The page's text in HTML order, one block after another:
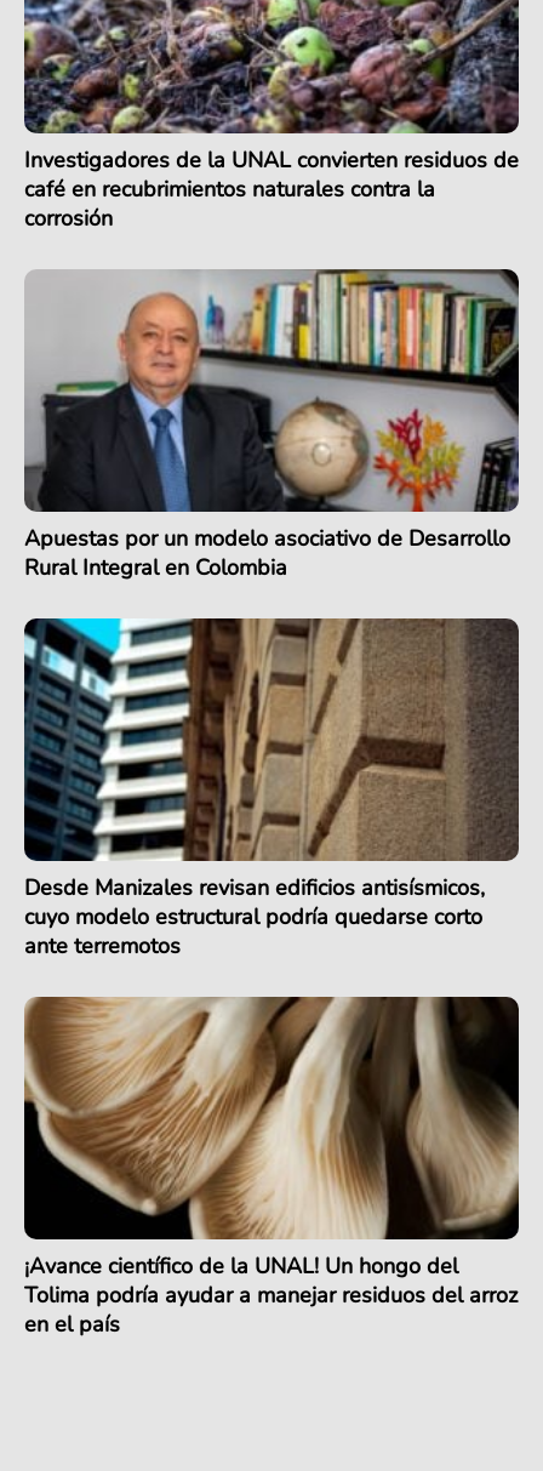
Investigadores de la UNAL convierten residuos de
café en recubrimientos naturales contra la
corrosión
Apuestas por un modelo asociativo de Desarrollo
Rural Integral en Colombia
Desde Manizales revisan edificios antisísmicos,
cuyo modelo estructural podría quedarse corto
ante terremotos
¡Avance científico de la UNAL! Un hongo del
Tolima podría ayudar a manejar residuos del arroz
en el país